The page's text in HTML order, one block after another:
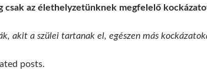
csak az élethelyzetünknek megfelelő
akit a szülei tartanak el, egészen más
posts.